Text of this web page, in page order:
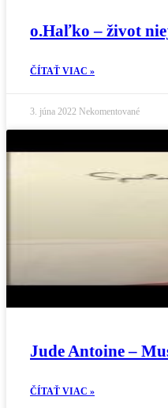
o.Haľko – život
ČÍTAŤ VIAC »
3. júna 2022 Nekomentované
Jude Antoine –
ČÍTAŤ VIAC »